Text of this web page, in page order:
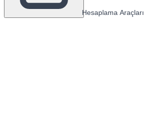
Hesaplama Araçları